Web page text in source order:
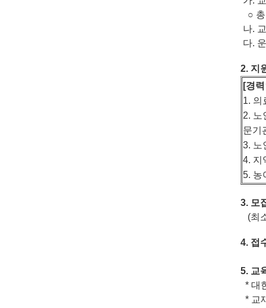
○
나.
다.
2. 지
[경
1. 의
2. 노
문기
3. 노
4. 지
5. 농
3. 모
(최
4. 접
5. 교
* 대
* 교